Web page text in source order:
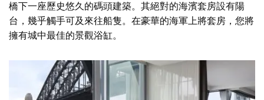
橋下一座歷史悠久的碼頭建築。其絕對的海濱套房設有陽
台，幾乎觸手可及來往船隻。在豪華的海軍上將套房，您將
擁有城中最佳的景觀浴缸。